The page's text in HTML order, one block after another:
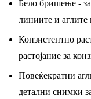
Бело бришење -
линиите и аглите
Конзистентно
растојание за
Повеќекратни
детални снимки